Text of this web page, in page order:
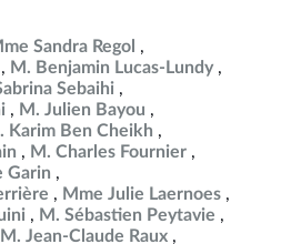
Sandra Regol
M. Benjamin Lucas-Lundy
Sebaihi
M. Julien Bayou
Karim Ben Cheikh
M. Charles Fournier
Garin
Mme Julie Laernoes
M. Sébastien Peytavie
M. Jean-Claude Raux